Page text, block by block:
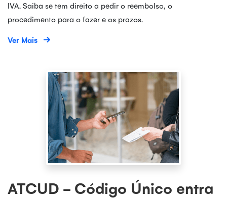
IVA. Saiba se tem direito a pedir o reembolso, o
procedimento para o fazer e os prazos.
Ver Mais
ATCUD - Código Único entra